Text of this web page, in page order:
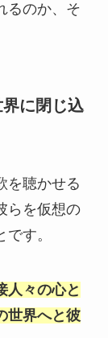
るのか、そ
に閉じ込
を聴かせる
らを仮想の
す。
人々の心と
世界へと彼